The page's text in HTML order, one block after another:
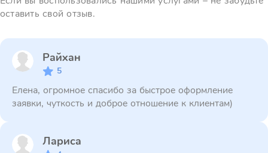
оставить свой отзыв.
Райхан
5
Елена, огромное спасибо за быстрое оформление
заявки, чуткость и доброе отношение к клиентам)
Лариса